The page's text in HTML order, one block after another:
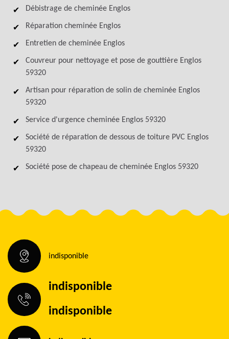
Débistrage de cheminée Englos
Réparation cheminée Englos
Entretien de cheminée Englos
Couvreur pour nettoyage et pose de gouttière Englos
59320
Artisan pour réparation de solin de cheminée Englos
59320
Service d'urgence cheminée Englos 59320
Société de réparation de dessous de toiture PVC Englos
59320
Société pose de chapeau de cheminée Englos 59320
indisponible
indisponible
indisponible